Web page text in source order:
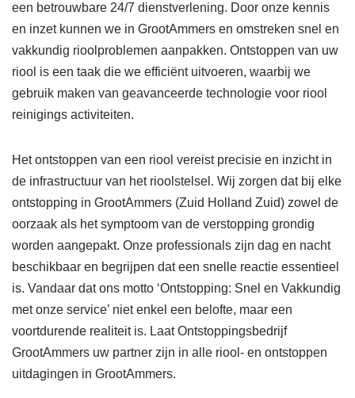
een betrouwbare 24/7 dienstverlening. Door onze kennis
en inzet kunnen we in GrootAmmers en omstreken snel en
vakkundig rioolproblemen aanpakken. Ontstoppen van uw
riool is een taak die we efficiënt uitvoeren, waarbij we
gebruik maken van geavanceerde technologie voor riool
reinigings activiteiten.
Het ontstoppen van een riool vereist precisie en inzicht in
de infrastructuur van het rioolstelsel. Wij zorgen dat bij elke
ontstopping in GrootAmmers (Zuid Holland Zuid) zowel de
oorzaak als het symptoom van de verstopping grondig
worden aangepakt. Onze professionals zijn dag en nacht
beschikbaar en begrijpen dat een snelle reactie essentieel
is. Vandaar dat ons motto ‘Ontstopping: Snel en Vakkundig
met onze service’ niet enkel een belofte, maar een
voortdurende realiteit is. Laat Ontstoppingsbedrijf
GrootAmmers uw partner zijn in alle riool- en ontstoppen
uitdagingen in GrootAmmers.